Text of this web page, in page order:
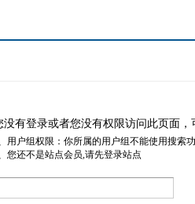
没有登录或者您没有权限访问此页面
用户组权限：你所属的用户组不能使用搜索
您还不是站点会员,请先登录站点